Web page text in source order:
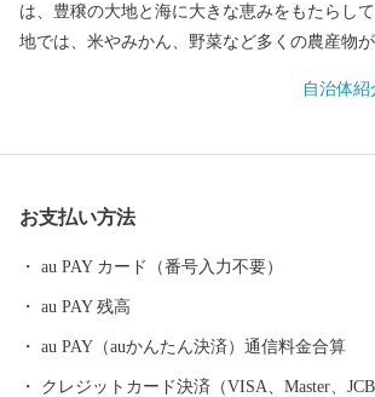
は、豊穣の大地と海に大きな恵みをもたらし
地では、米やみかん、野菜など多くの農産物が
ウなどの希少な生物や日本一の海苔を育んで
下有数の酒どころでもあり、毎年3月に市内6蔵
自治体紹
お支払い方法
au PAY カード（番号入力不要）
au PAY 残高
au PAY（auかんたん決済）通信料金合算
クレジットカード決済（VISA、Master、